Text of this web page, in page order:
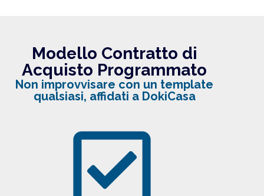
Modello Contratto di
Acquisto Programmato
Non improvvisare con un template
qualsiasi, affidati a DokiCasa